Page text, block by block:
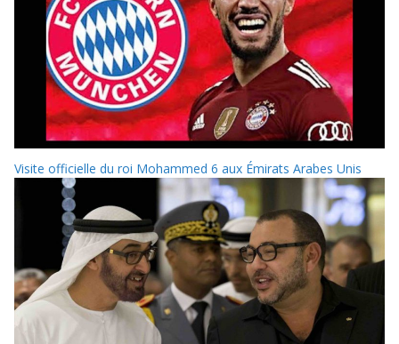
Visite officielle du roi Mohammed 6 aux Émirats Arabes Unis